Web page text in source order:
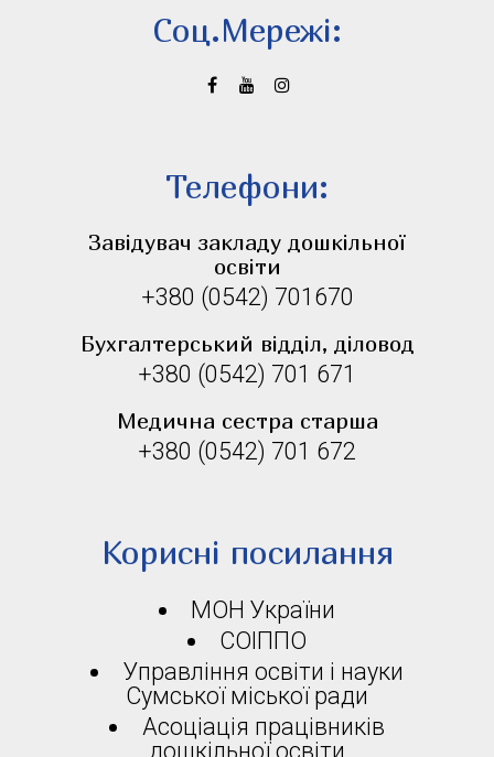
Соц.Мережi:
Телефони:
Завідувач закладу дошкільної
освіти
+380 (0542) 701670
Бухгалтерський відділ, діловод
+380 (0542) 701 671
Медична сестра старша
+380 (0542) 701 672
Корисні посилання
МОН України
СОІППО
Управління освіти і науки
Сумської міської ради
Асоціація працівників
дошкільної освіти